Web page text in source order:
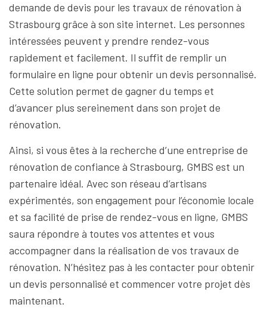
demande de devis pour les travaux de rénovation à
Strasbourg grâce à son site internet. Les personnes
intéressées peuvent y prendre rendez-vous
rapidement et facilement. Il suffit de remplir un
formulaire en ligne pour obtenir un devis personnalisé.
Cette solution permet de gagner du temps et
d’avancer plus sereinement dans son projet de
rénovation.
Ainsi, si vous êtes à la recherche d’une entreprise de
rénovation de confiance à Strasbourg, GMBS est un
partenaire idéal. Avec son réseau d’artisans
expérimentés, son engagement pour l’économie locale
et sa facilité de prise de rendez-vous en ligne, GMBS
saura répondre à toutes vos attentes et vous
accompagner dans la réalisation de vos travaux de
rénovation. N’hésitez pas à les contacter pour obtenir
un devis personnalisé et commencer votre projet dès
maintenant.